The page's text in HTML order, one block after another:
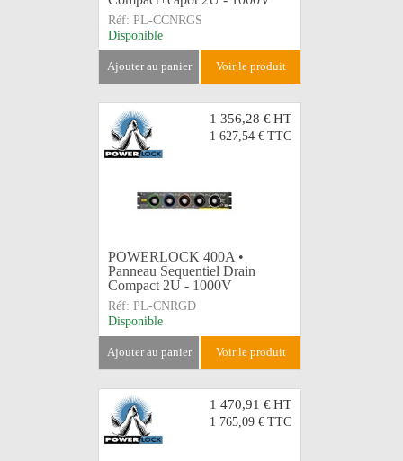
Réf: PL-CCNRGS
Disponible
ajouter au panier voir le produit
1 356,28 €HT
1 627,54 € TTC
POWERLOCK 400A •
Panneau Sequentiel Drain
Compact 2U - 1000V
Réf: PL-CNRGD
Disponible
ajouter au panier voir le produit
1 470,91 €HT
1 765,09 € TTC